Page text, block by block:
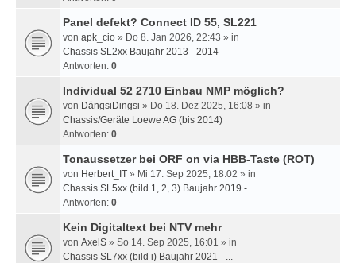
Panel defekt? Connect ID 55, SL221
von apk_cio » Do 8. Jan 2026, 22:43 » in
Chassis SL2xx Baujahr 2013 - 2014
Antworten: 0
Individual 52 2710 Einbau NMP möglich?
von DängsiDingsi » Do 18. Dez 2025, 16:08 » in
Chassis/Geräte Loewe AG (bis 2014)
Antworten: 0
Tonaussetzer bei ORF on via HBB-Taste (ROT)
von Herbert_IT » Mi 17. Sep 2025, 18:02 » in
Chassis SL5xx (bild 1, 2, 3) Baujahr 2019 - ...
Antworten: 0
Kein Digitaltext bei NTV mehr
von AxelS » So 14. Sep 2025, 16:01 » in
Chassis SL7xx (bild i) Baujahr 2021 - ...